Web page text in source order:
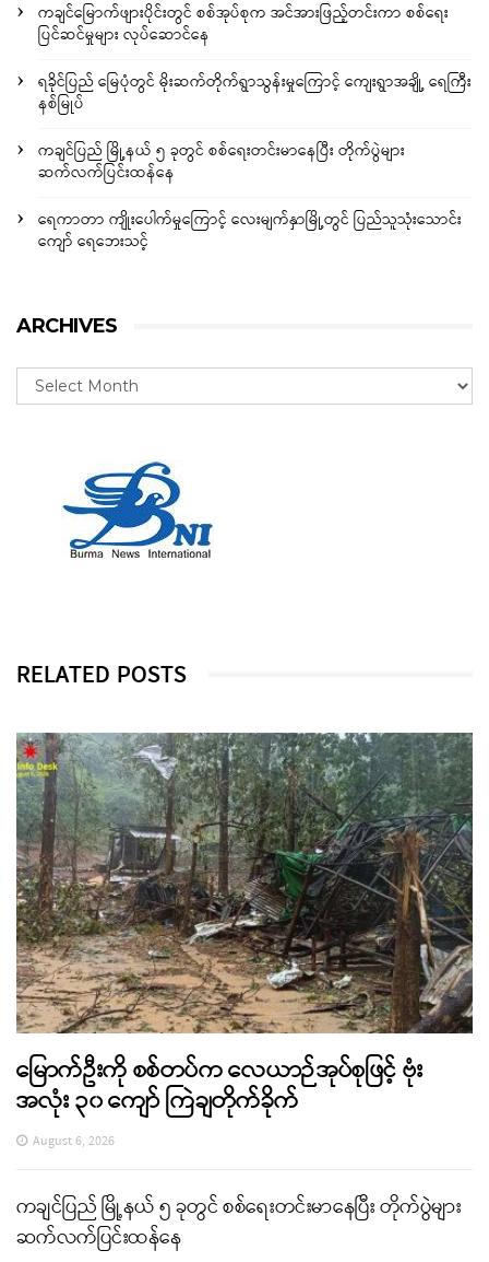
ကချင်မြောက်ဖျားပိုင်းတွင် စစ်အုပ်စုက အင်အားဖြည့်တင်းကာ စစ်ရေး
ပြင်ဆင်မှုများ လုပ်ဆောင်နေ
ရခိုင်ပြည် မြေပုံတွင် မိုးဆက်တိုက်ရွာသွန်းမှုကြောင့် ကျေးရွာအချို့ ရေကြီး
နစ်မြုပ်
ကချင်ပြည် မြို့နယ် ၅ ခုတွင် စစ်ရေးတင်းမာနေပြီး တိုက်ပွဲများ
ဆက်လက်ပြင်းထန်နေ
ရေကာတာ ကျိုးပေါက်မှုကြောင့် လေးမျက်နှာမြို့တွင် ပြည်သူသုံးသောင်း
ကျော် ရေဘေးသင့်
ARCHIVES
RELATED POSTS
မြောက်ဦးကို စစ်တပ်က လေယာဉ်အုပ်စုဖြင့် ဗုံး
အလုံး ၃၀ ကျော် ကြဲချတိုက်ခိုက်
August 6, 2026
ကချင်ပြည် မြို့နယ် ၅ ခုတွင် စစ်ရေးတင်းမာနေပြီး တိုက်ပွဲများ
ဆက်လက်ပြင်းထန်နေ